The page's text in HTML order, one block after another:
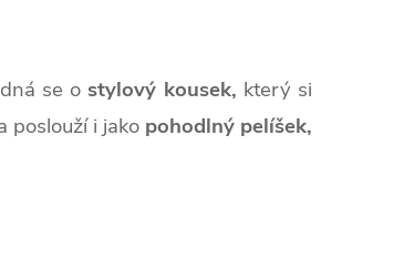
se ostylový kousek, který si
poslouží i jakopohodlný pelíšek,